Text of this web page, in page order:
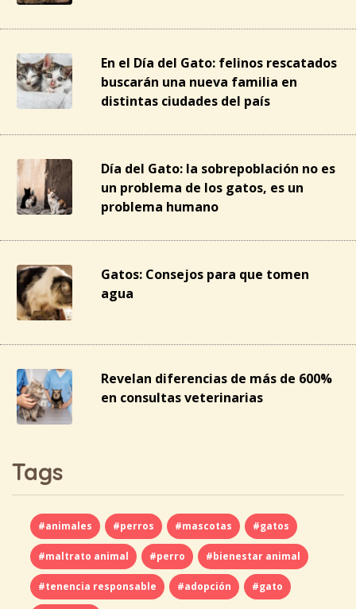
En el Día del Gato: felinos rescatados
buscarán una nueva familia en
distintas ciudades del país
Día del Gato: la sobrepoblación no es
un problema de los gatos, es un
problema humano
Gatos: Consejos para que tomen
agua
Revelan diferencias de más de 600%
en consultas veterinarias
Tags
#animales #perros #mascotas #gatos
#maltrato animal #perro #bienestar animal
#tenencia responsable #adopción #gato